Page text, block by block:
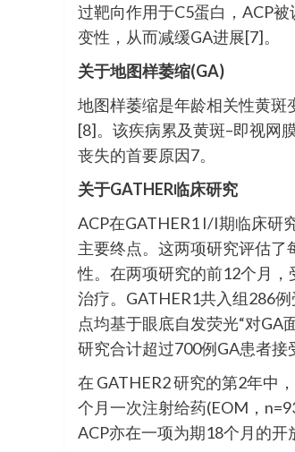
过靶向作用于C5蛋白，ACP
变性，从而减缓GA进展[7]。
关于地图样萎缩(GA)
地图样萎缩是年龄相关性黄斑
[8]。该疾病累及黄斑–即视网
丧失的首要原因7。
关于GATHER临床研究
ACP在GATHER1 I/I期临床研
主要终点。这两项研究评估了
性。在两项研究的前12个月
治疗。GATHER1共入组286
点均基于眼底自发荧光“对
研究合计超过700例GA患者接
在 GATHER2 研究的第2年中
个月一次注射给药(EOM，
ACP亦在一项为期18个月的开